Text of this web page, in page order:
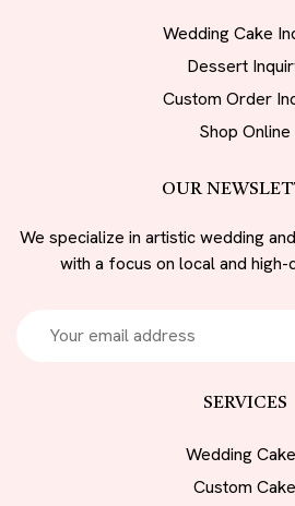
Wedding Cake
Dessert
Custom Order
Shop Online
OUR
We specialize in artistic wedding
with a focus on local and high-
SERVICES
Wedding
Custom Cake